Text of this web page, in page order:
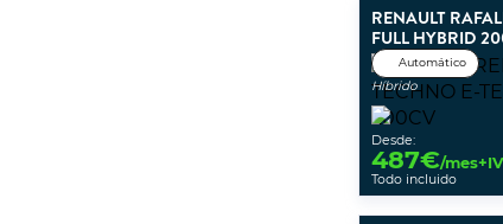
RENAULT
FULL HYBRID
Automático
Híbrido
Desde:
487€/
Todo incluido